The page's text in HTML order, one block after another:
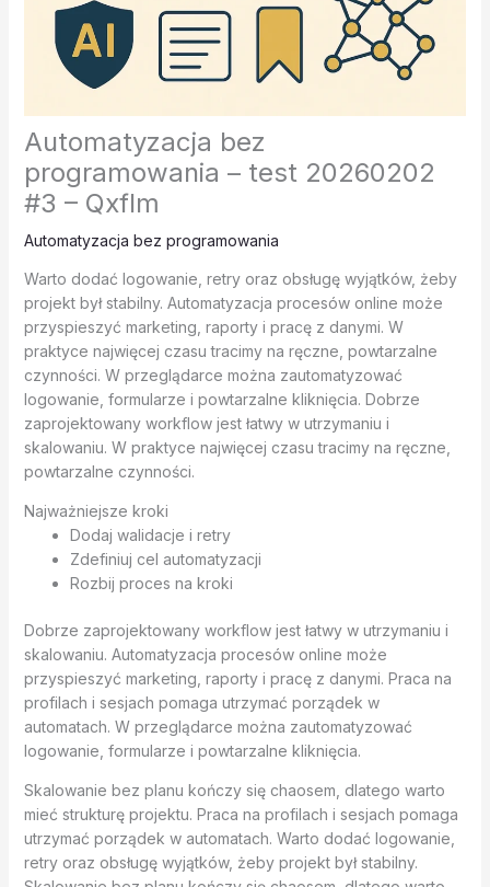
Automatyzacja bez
programowania – test 20260202
#3 – Qxflm
Automatyzacja bez programowania
Warto dodać logowanie, retry oraz obsługę wyjątków, żeby
projekt był stabilny. Automatyzacja procesów online może
przyspieszyć marketing, raporty i pracę z danymi. W
praktyce najwięcej czasu tracimy na ręczne, powtarzalne
czynności. W przeglądarce można zautomatyzować
logowanie, formularze i powtarzalne kliknięcia. Dobrze
zaprojektowany workflow jest łatwy w utrzymaniu i
skalowaniu. W praktyce najwięcej czasu tracimy na ręczne,
powtarzalne czynności.
Najważniejsze kroki
Dodaj walidacje i retry
Zdefiniuj cel automatyzacji
Rozbij proces na kroki
Dobrze zaprojektowany workflow jest łatwy w utrzymaniu i
skalowaniu. Automatyzacja procesów online może
przyspieszyć marketing, raporty i pracę z danymi. Praca na
profilach i sesjach pomaga utrzymać porządek w
automatach. W przeglądarce można zautomatyzować
logowanie, formularze i powtarzalne kliknięcia.
Skalowanie bez planu kończy się chaosem, dlatego warto
mieć strukturę projektu. Praca na profilach i sesjach pomaga
utrzymać porządek w automatach. Warto dodać logowanie,
retry oraz obsługę wyjątków, żeby projekt był stabilny.